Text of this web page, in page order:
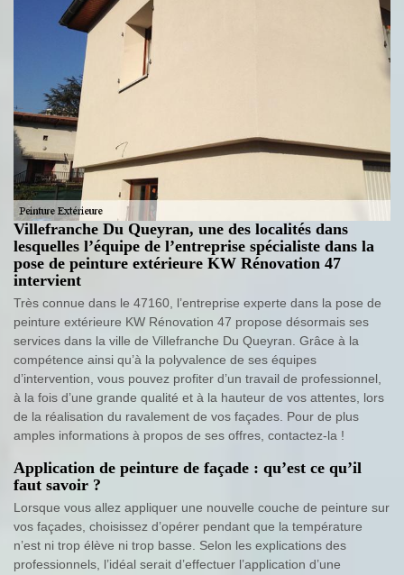
Villefranche Du Queyran, une des localités dans
lesquelles l’équipe de l’entreprise spécialiste dans la
pose de peinture extérieure KW Rénovation 47
intervient
Très connue dans le 47160, l’entreprise experte dans la pose de
peinture extérieure KW Rénovation 47 propose désormais ses
services dans la ville de Villefranche Du Queyran. Grâce à la
compétence ainsi qu’à la polyvalence de ses équipes
d’intervention, vous pouvez profiter d’un travail de professionnel,
à la fois d’une grande qualité et à la hauteur de vos attentes, lors
de la réalisation du ravalement de vos façades. Pour de plus
amples informations à propos de ses offres, contactez-la !
Application de peinture de façade : qu’est ce qu’il
faut savoir ?
Lorsque vous allez appliquer une nouvelle couche de peinture sur
vos façades, choisissez d’opérer pendant que la température
n’est ni trop élève ni trop basse. Selon les explications des
professionnels, l’idéal serait d’effectuer l’application d’une